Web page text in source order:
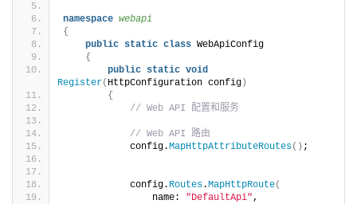
namespace webapi
{
public static class WebApiConfig
{
public static void
Register( HttpConfiguration config)
{
// Web API 配置和服务
// Web API 路由
            config.
MapHttpAttributeRoutes() ;
            config.
Routes.MapHttpRoute(
                name:
"DefaultApi" ,